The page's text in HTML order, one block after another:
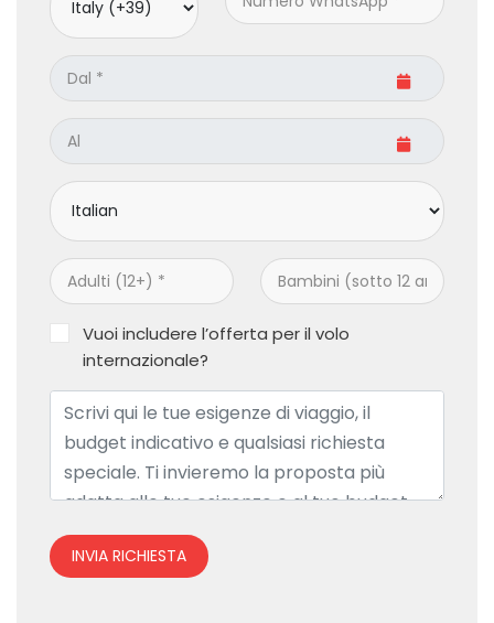
Vuoi includere l’offerta per il volo
internazionale?
INVIA RICHIESTA